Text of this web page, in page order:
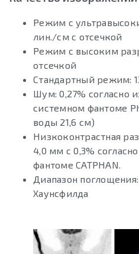
Режим с
лин./см с отсечкой
Режим с высоким
отсечкой
Стандартный режим:
Шум: 0,27% согласно
системном фантоме
воды 21,6 см)
Низкоконтрастная
4,0 мм с 0,3%
фантоме CATPHAN.
Диапазон
Хаунсфилда